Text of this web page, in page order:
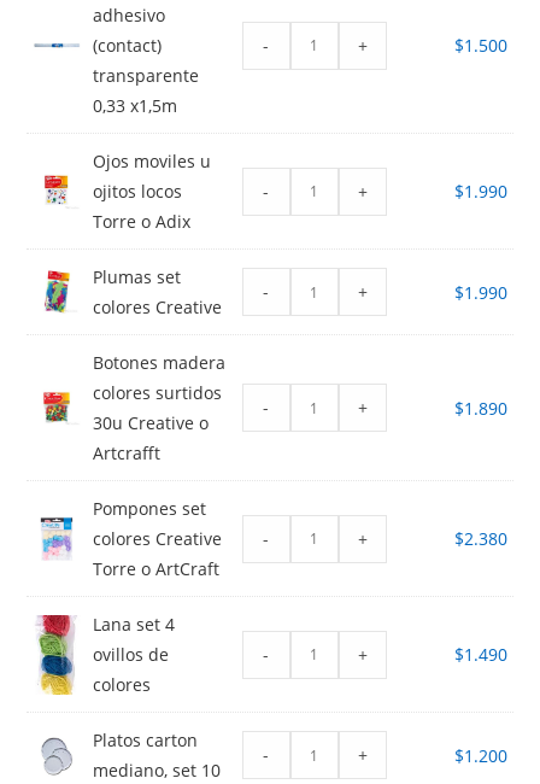
adhesivo
(contact)
transparente
0,33 x1,5m
- + $1.500
Ojos moviles u
ojitos locos
Torre o Adix
- + $1.990
Plumas set
colores Creative
- + $1.990
Botones madera
colores surtidos
30u Creative o
Artcrafft
- + $1.890
Pompones set
colores Creative
Torre o ArtCraft
- + $2.380
Lana set 4
ovillos de
colores
- + $1.490
Platos carton
mediano, set 10
- + $1.200